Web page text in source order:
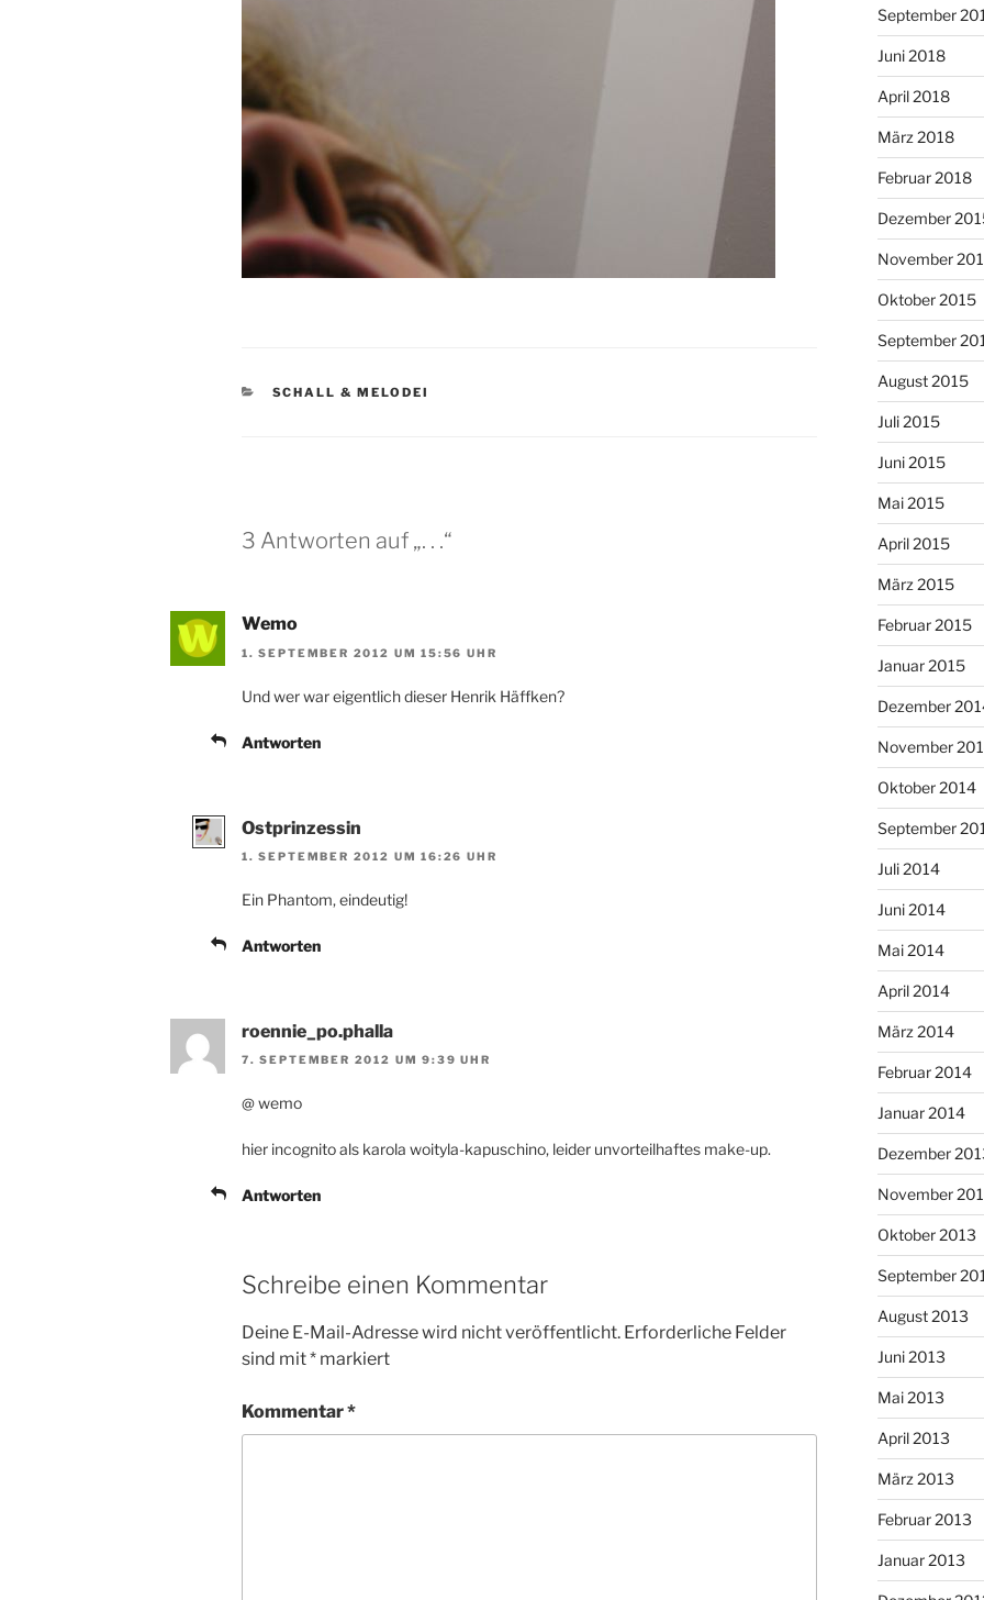
KATEGORIEN
SCHALL & MELODEI
3 Antworten auf „. . .“
Wemo
1. SEPTEMBER 2012 UM 15:56 UHR
Und wer war eigentlich dieser Henrik Häffken?
Antworten
Ostprinzessin
1. SEPTEMBER 2012 UM 16:26 UHR
Ein Phantom, eindeutig!
Antworten
roennie_po.phalla
7. SEPTEMBER 2012 UM 9:39 UHR
@ wemo
hier incognito als karola woityla-kapuschino, leider unvorteilhaftes make-up.
Antworten
Schreibe einen Kommentar
Deine E-Mail-Adresse wird nicht veröffentlicht. Erforderliche Felder
sind mit* markiert
Kommentar*
September
Juni 2018
April 2018
März 2018
Februar 2018
Dezember
November
Oktober 2015
September
August 2015
Juli 2015
Juni 2015
Mai 2015
April 2015
März 2015
Februar 2015
Januar 2015
Dezember
November
Oktober 2014
September
Juli 2014
Juni 2014
Mai 2014
April 2014
März 2014
Februar 2014
Januar 2014
Dezember
November
Oktober 2013
September
August 2013
Juni 2013
Mai 2013
April 2013
März 2013
Februar 2013
Januar 2013